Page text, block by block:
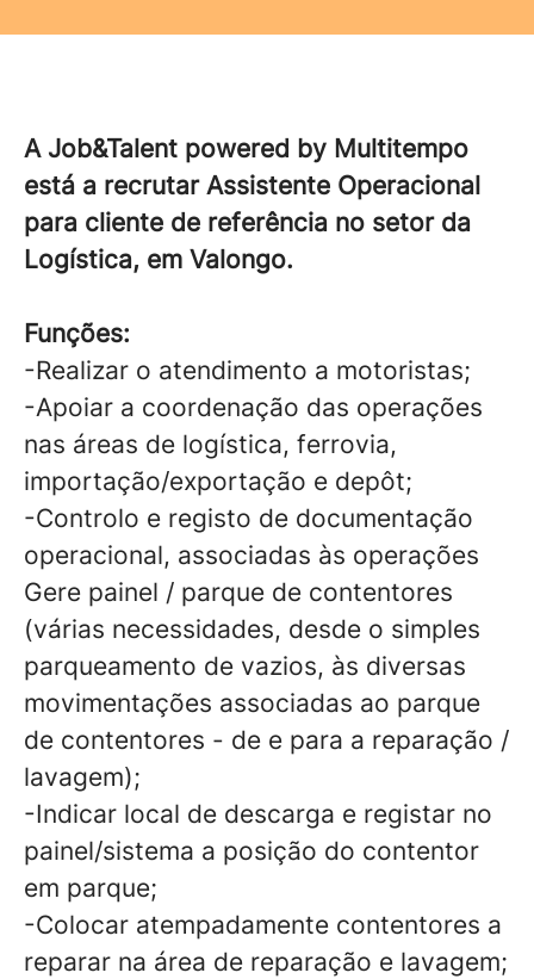
A Job&Talent powered by Multitempo
está a recrutar Assistente Operacional
para cliente de referência no setor da
Logística, em Valongo.
Funções:
-Realizar o atendimento a motoristas;
-Apoiar a coordenação das operações
nas áreas de logística, ferrovia,
importação/exportação e depôt;
-Controlo e registo de documentação
operacional, associadas às operações
Gere painel / parque de contentores
(várias necessidades, desde o simples
parqueamento de vazios, às diversas
movimentações associadas ao parque
de contentores - de e para a reparação /
lavagem);
-Indicar local de descarga e registar no
painel/sistema a posição do contentor
em parque;
-Colocar atempadamente contentores a
reparar na área de reparação e lavagem;